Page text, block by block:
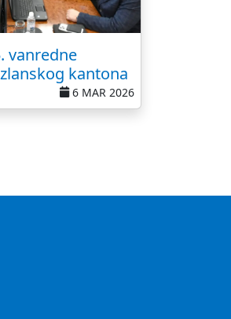
vanredne
kantona
6 MAR 2026